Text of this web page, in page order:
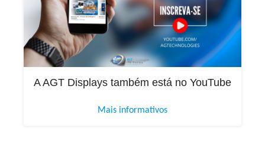
A AGT Displays também está no YouTube
Mais informativos